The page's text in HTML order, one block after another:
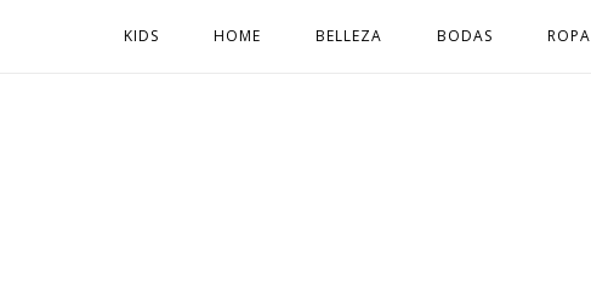
KIDS HOME BELLEZA BODAS ROPA